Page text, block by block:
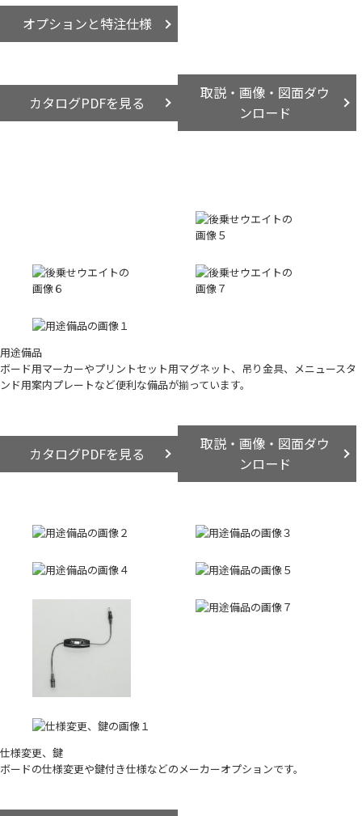
オプションと特注仕様
カタログPDFを見る
取説・画像・図面ダウ
ンロード
用途備品
ボード用マーカーやプリントセット用マグネット、吊り金具、メニュースタ
ンド用案内プレートなど便利な備品が揃っています。
カタログPDFを見る
取説・画像・図面ダウ
ンロード
仕様変更、鍵
ボードの仕様変更や鍵付き仕様などのメーカーオプションです。